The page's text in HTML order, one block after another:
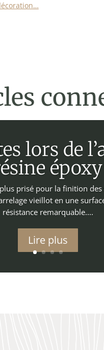
lors de
époxy
prisé pour la finition des
vieillot en une
résistance remarquable....
Lire plus